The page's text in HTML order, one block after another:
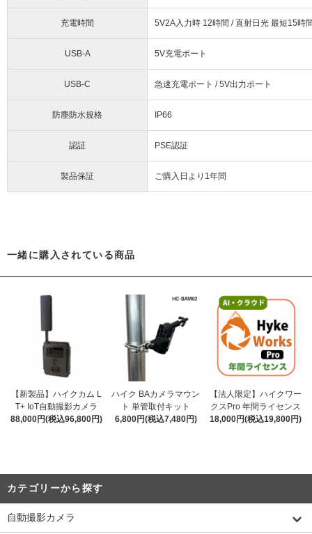
充電時間 5V2A入力時 12時間 / 直射日光 最短15時
USB-A 5V充電ポート
USB-C 急速充電ポート / 5V出力ポート
防塵防水規格 IP66
認証 PSE認証
製品保証 ご購入日より1年間
一緒に購入されている商品
【新製品】ハイクカム L
T+ IoT自動撮影カメラ
88,000円(税込96,800円)
ハイク BAカメラマウン
ト 単管取付キット
6,800円(税込7,480円)
【法人限定】ハイクワー
クスPro 年間ライセンス
18,000円(税込19,800円)
カテゴリーから探す
自動撮影カメラ